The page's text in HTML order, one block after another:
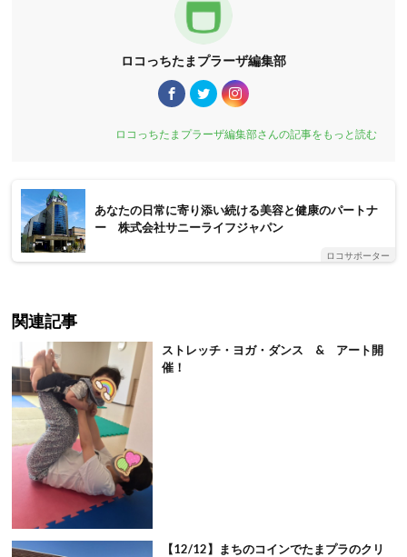
ロコっちたまプラーザ編集部
ロコっちたまプラーザ編集部さんの記事をもっと読む
あなたの日常に寄り添い続ける美容と健康のパートナ
ー 株式会社サニーライフジャパン
ロコサポーター
関連記事
ストレッチ・ヨガ・ダンス & アート開
催！
【12/12】まちのコインでたまプラのクリ